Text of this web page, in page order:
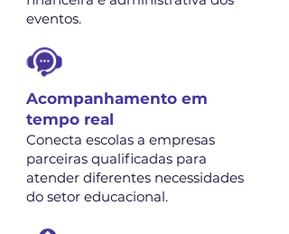
eventos.
Acompanhamento em
tempo real
Conecta escolas a empresas
parceiras qualificadas para
atender diferentes necessidades
do setor educacional.